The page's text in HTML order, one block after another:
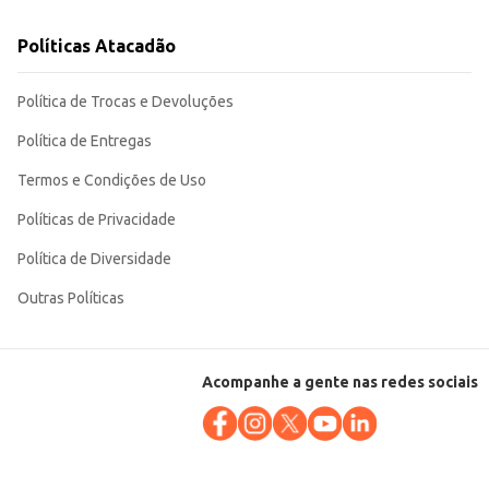
Políticas Atacadão
Política de Trocas e Devoluções
Política de Entregas
Termos e Condições de Uso
Políticas de Privacidade
Política de Diversidade
Outras Políticas
Acompanhe a gente nas redes sociais